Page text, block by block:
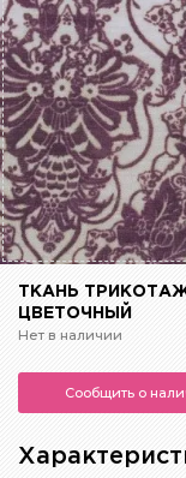
ТКАНЬ
ЦВЕТОЧНЫЙ
Нет в наличии
Сообщить о